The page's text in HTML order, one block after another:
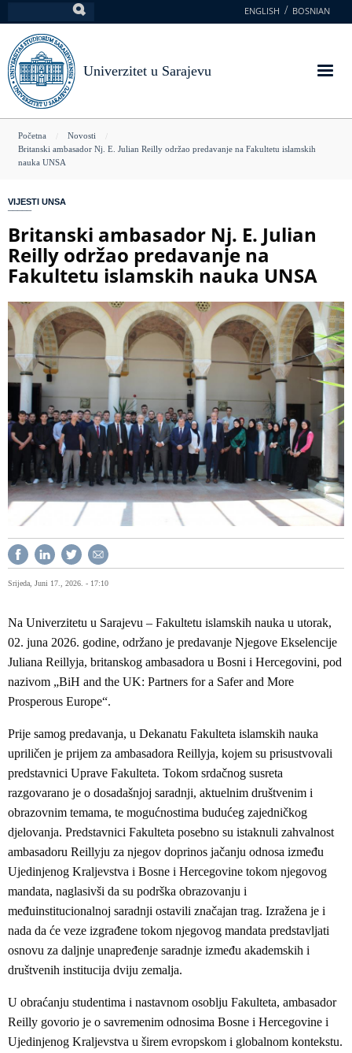
na
glavni
sadržaj
ENGLISH BOSNIAN
Univerzitet u Sarajevu
You
are
Početna
Novosti
Britanski ambasador Nj. E. Julian Reilly održao predavanje na Fakultetu islamskih
nauka UNSA
VIJESTI UNSA
Britanski ambasador Nj. E. Julian
Reilly održao predavanje na
Fakultetu islamskih nauka UNSA
Srijeda, Juni 17., 2026. - 17:10
Na Univerzitetu u Sarajevu – Fakultetu islamskih nauka u utorak,
02. juna 2026. godine, održano je predavanje Njegove Ekselencije
Juliana Reillyja, britanskog ambasadora u Bosni i Hercegovini, pod
nazivom „BiH and the UK: Partners for a Safer and More
Prosperous Europe“.
Prije samog predavanja, u Dekanatu Fakulteta islamskih nauka
upriličen je prijem za ambasadora Reillyja, kojem su prisustvovali
predstavnici Uprave Fakulteta. Tokom srdačnog susreta
razgovarano je o dosadašnjoj saradnji, aktuelnim društvenim i
obrazovnim temama, te mogućnostima budućeg zajedničkog
djelovanja. Predstavnici Fakulteta posebno su istaknuli zahvalnost
ambasadoru Reillyju za njegov doprinos jačanju odnosa između
Ujedinjenog Kraljevstva i Bosne i Hercegovine tokom njegovog
mandata, naglasivši da su podrška obrazovanju i
međuinstitucionalnoj saradnji ostavili značajan trag. Izražena je i
nada da će veze izgrađene tokom njegovog mandata predstavljati
osnovu za daljnje unapređenje saradnje između akademskih i
društvenih institucija dviju zemalja.
U obraćanju studentima i nastavnom osoblju Fakulteta, ambasador
Reilly govorio je o savremenim odnosima Bosne i Hercegovine i
Ujedinjenog Kraljevstva u širem evropskom i globalnom kontekstu.